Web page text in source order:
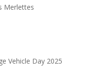
Merlettes
Vehicle Day 2025